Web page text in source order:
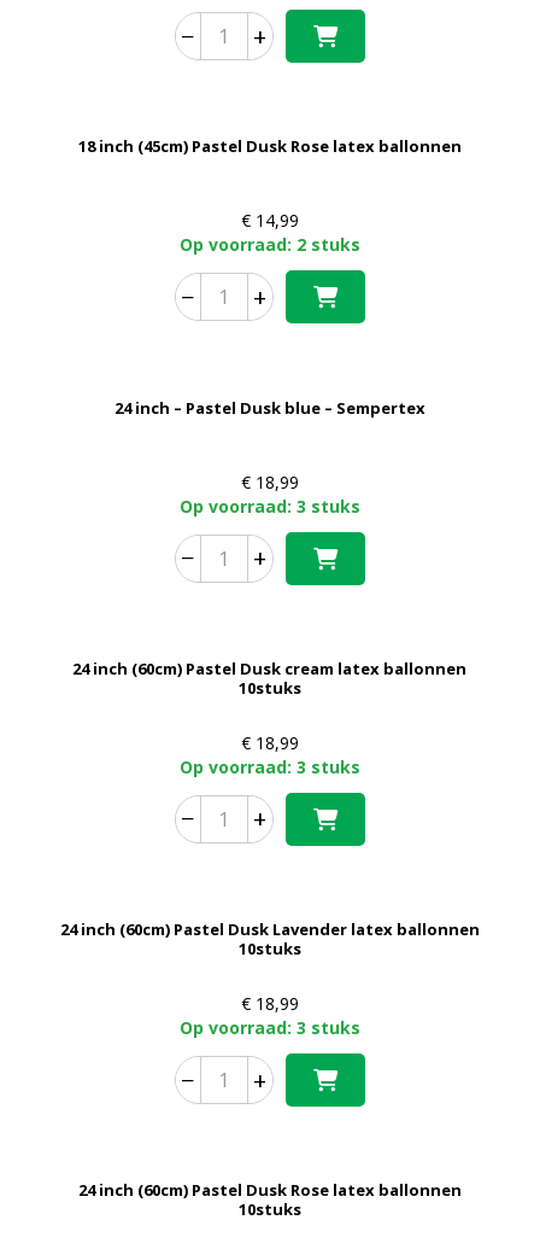
− +
18 inch (45cm) Pastel Dusk Rose latex ballonnen
€14,99
Op voorraad: 2 stuks
− +
24 inch – Pastel Dusk blue – Sempertex
€18,99
Op voorraad: 3 stuks
− +
24 inch (60cm) Pastel Dusk cream latex ballonnen
10stuks
€18,99
Op voorraad: 3 stuks
− +
24 inch (60cm) Pastel Dusk Lavender latex ballonnen
10stuks
€18,99
Op voorraad: 3 stuks
− +
24 inch (60cm) Pastel Dusk Rose latex ballonnen
10stuks